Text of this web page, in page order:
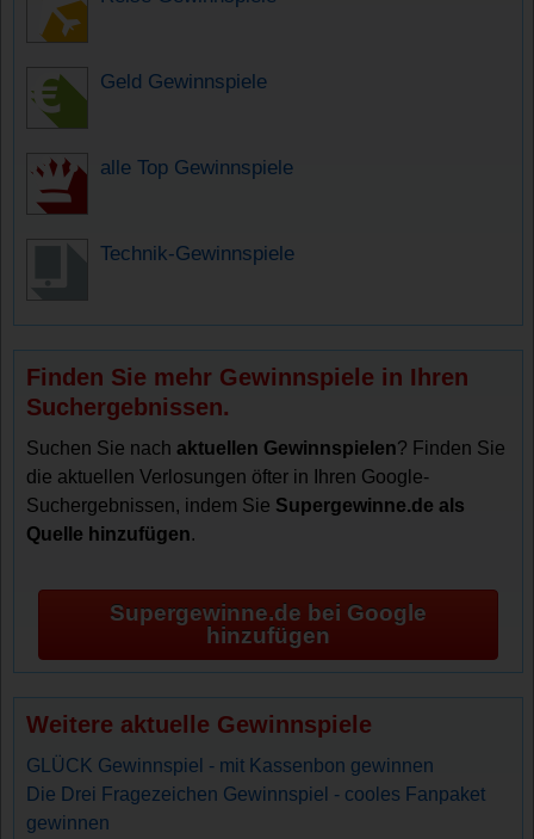
Geld Gewinnspiele
alle Top Gewinnspiele
Technik-Gewinnspiele
Finden Sie mehr Gewinnspiele in Ihren
Suchergebnissen.
Suchen Sie nachaktuellen Gewinnspielen? Finden Sie
die aktuellen Verlosungen öfter in Ihren Google-
Suchergebnissen, indem Sie Supergewinne.de als
Quelle hinzufügen.
Supergewinne.de bei Google
hinzufügen
Weitere aktuelle Gewinnspiele
GLÜCK Gewinnspiel - mit Kassenbon gewinnen
Die Drei Fragezeichen Gewinnspiel - cooles Fanpaket
gewinnen